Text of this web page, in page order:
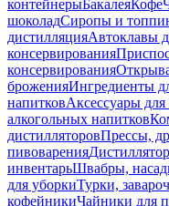
контейнерыБакалеяКофе
шоколадСиропы и
дистилляцияАвтоклавы
консервирования
консервирования
броженияИнгредиенты
напитковАксессуары
алкогольных напитков
дистилляторовПрессы,
пивоварения
инвентарьШвабры,
для уборкиТурки,
кофейникиЧайники для